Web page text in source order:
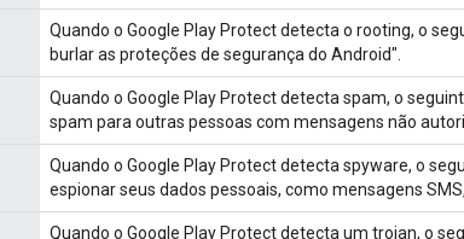
Quando o Google Play Protect detecta o rooting, o
burlar as proteções de segurança do Android".
Quando o Google Play Protect detecta spam, o
spam para outras pessoas com mensagens não
Quando o Google Play Protect detecta spyware, o
espionar seus dados pessoais, como mensagens
Quando o Google Play Protect detecta um trojan, o